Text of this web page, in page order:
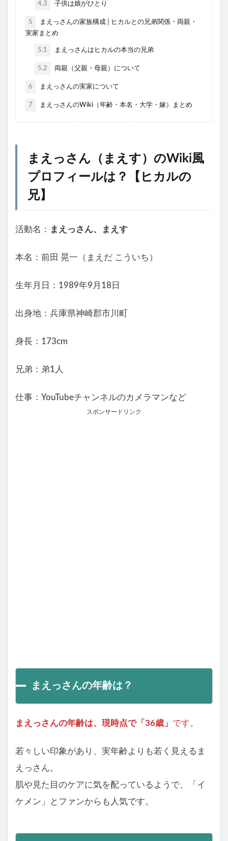
4.3 子供は娘がひとり
5
まえっさんの家族構成│ヒカルとの兄弟関係・両親・
実家まとめ
5.1 まえっさんはヒカルの本当の兄弟
5.2 両親（父親・母親）について
6 まえっさんの実家について
7 まえっさんのWiki（年齢・本名・大学・嫁）まとめ
まえっさん（まえす）のWiki風
プロフィールは？【ヒカルの
兄】
活動名： まえっさん、まえす
本名：前田 晃一（まえだ こういち）
生年月日：1989年9月18日
出身地：兵庫県神崎郡市川町
身長：173cm
兄弟：弟1人
仕事：YouTubeチャンネルのカメラマンなど
スポンサードリンク
まえっさんの年齢は？
まえっさんの年齢は、現時点で「36歳」 です。
若々しい印象があり、実年齢よりも若く見えるま
えっさん。
肌や見た目のケアに気を配っているようで、「イ
ケメン」とファンからも人気です。